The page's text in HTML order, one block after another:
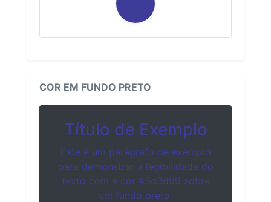
COR EM FUNDO PRETO
Título de Exemplo
Este é um parágrafo de exemplo
para demonstrar a legibilidade do
texto com a cor #3d3d99 sobre
um fundo preto.